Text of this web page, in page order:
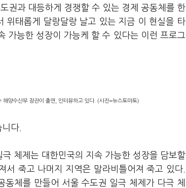
권과 대등하게 경쟁할 수 있는 경제 공동체를 한
위태롭게 달랑달랑 날고 있는 지금 이 현실을 타
가능한 성장이 가능케 할 수 있다는 이런 프로그
양수산부 장관이 출연, 인터뷰하고 있다. (사진=뉴스토마토)
다.
체제는 대한민국의 지속 가능한 성장을 담보할
죽고 나머지 지역은 말라비틀어져 죽고 있다.
체를 만들어 서울 수도권 일극 체제가 다극 체